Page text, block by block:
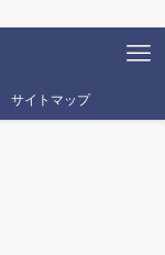
サイトマップ